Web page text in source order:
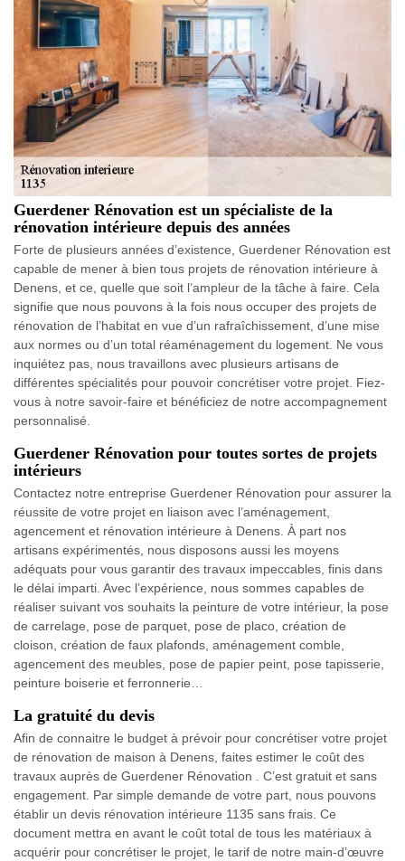
Guerdener Rénovation est un spécialiste de la
rénovation intérieure depuis des années
Forte de plusieurs années d’existence, Guerdener Rénovation est
capable de mener à bien tous projets de rénovation intérieure à
Denens, et ce, quelle que soit l’ampleur de la tâche à faire. Cela
signifie que nous pouvons à la fois nous occuper des projets de
rénovation de l’habitat en vue d’un rafraîchissement, d’une mise
aux normes ou d’un total réaménagement du logement. Ne vous
inquiétez pas, nous travaillons avec plusieurs artisans de
différentes spécialités pour pouvoir concrétiser votre projet. Fiez-
vous à notre savoir-faire et bénéficiez de notre accompagnement
personnalisé.
Guerdener Rénovation pour toutes sortes de projets
intérieurs
Contactez notre entreprise Guerdener Rénovation pour assurer la
réussite de votre projet en liaison avec l’aménagement,
agencement et rénovation intérieure à Denens. À part nos
artisans expérimentés, nous disposons aussi les moyens
adéquats pour vous garantir des travaux impeccables, finis dans
le délai imparti. Avec l’expérience, nous sommes capables de
réaliser suivant vos souhaits la peinture de votre intérieur, la pose
de carrelage, pose de parquet, pose de placo, création de
cloison, création de faux plafonds, aménagement comble,
agencement des meubles, pose de papier peint, pose tapisserie,
peinture boiserie et ferronnerie…
La gratuité du devis
Afin de connaitre le budget à prévoir pour concrétiser votre projet
de rénovation de maison à Denens, faites estimer le coût des
travaux auprès de Guerdener Rénovation . C’est gratuit et sans
engagement. Par simple demande de votre part, nous pouvons
établir un devis rénovation intérieure 1135 sans frais. Ce
document mettra en avant le coût total de tous les matériaux à
acquérir pour concrétiser le projet, le tarif de notre main-d’œuvre